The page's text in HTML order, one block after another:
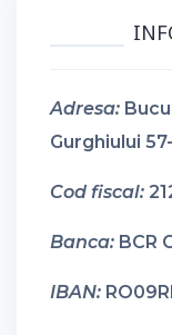
Adresa:
Gurghiului
Cod fiscal:
Banca: BCR
IBAN: